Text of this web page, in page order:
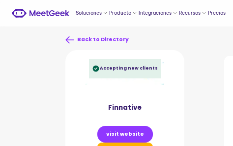
Soluciones Producto Integraciones Recursos Precios
Back to Directory
Finnative
visit website
Accepting new clients